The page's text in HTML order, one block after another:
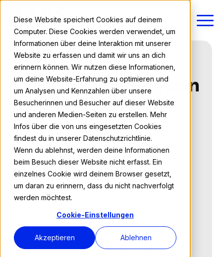
Diese Website speichert Cookies auf deinem
Computer. Diese Cookies werden verwendet, um
Informationen über deine Interaktion mit unserer
Website zu erfassen und damit wir uns an dich
erinnern können. Wir nutzen diese Informationen,
um deine Website-Erfahrung zu optimieren und
um Analysen und Kennzahlen über unsere
Besucherinnen und Besucher auf dieser Website
und anderen Medien-Seiten zu erstellen. Mehr
Infos über die von uns eingesetzten Cookies
findest du in unserer Datenschutzrichtlinie.
Wenn du ablehnst, werden deine Informationen
beim Besuch dieser Website nicht erfasst. Ein
einzelnes Cookie wird deinem Browser gesetzt,
um daran zu erinnern, dass du nicht nachverfolgt
werden möchtest.
Cookie-Einstellungen
Akzeptieren Ablehnen
Gratis AIFS Magazin
Inspirationen für dein
Auslandsabenteuer 🌎
Bestelle unser
vielen Infos zum Durchblättern.
Darin findest du Reise-
Inspirationen, wertvolle Tipps von